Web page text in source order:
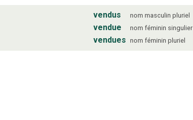
vendus nom masculin pluriel
vendue nom féminin singulier
vendues nom féminin pluriel